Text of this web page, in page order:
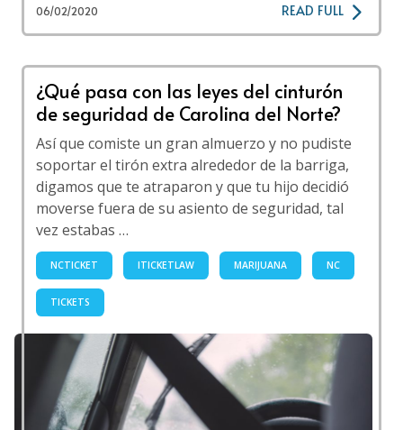
06/02/2020 READ FULL
¿Qué pasa con las leyes del cinturón
de seguridad de Carolina del Norte?
Así que comiste un gran almuerzo y no pudiste
soportar el tirón extra alrededor de la barriga,
digamos que te atraparon y que tu hijo decidió
moverse fuera de su asiento de seguridad, tal
vez estabas …
NCTICKET ITICKETLAW MARIJUANA NC
TICKETS